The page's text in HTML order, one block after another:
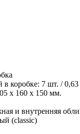
в коробке: 7 шт. /
х 160 х 150 мм.
и внутренняя
(classic)